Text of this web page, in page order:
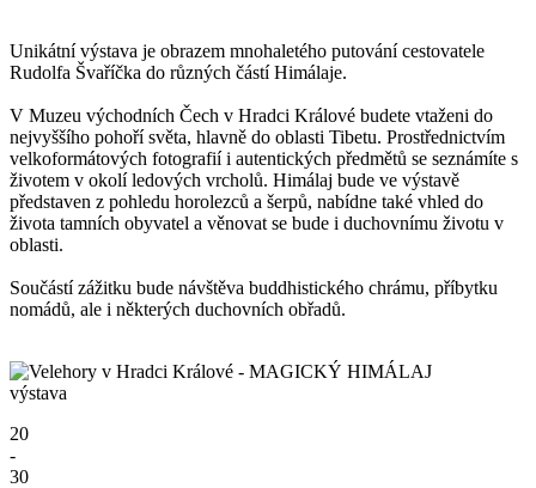
Unikátní výstava je obrazem mnohaletého putování cestovatele
Rudolfa Švaříčka do různých částí Himálaje.
V Muzeu východních Čech v Hradci Králové budete vtaženi do
nejvyššího pohoří světa, hlavně do oblasti Tibetu. Prostřednictvím
velkoformátových fotografií i autentických předmětů se seznámíte s
životem v okolí ledových vrcholů. Himálaj bude ve výstavě
představen z pohledu horolezců a šerpů, nabídne také vhled do
života tamních obyvatel a věnovat se bude i duchovnímu životu v
oblasti.
Součástí zážitku bude návštěva buddhistického chrámu, příbytku
nomádů, ale i některých duchovních obřadů.
výstava
20
-
30